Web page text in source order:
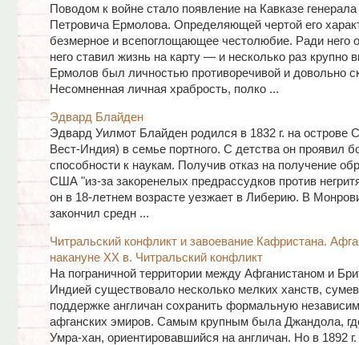
Поводом к войне стало появление на Кавказе
Петровича Ермолова. Определяющей чертой его
безмерное и всепоглощающее честолюбие. Ради него
него ставил жизнь на карту — и несколько раз крупно
Ермолов был личностью противоречивой и довольно
Несомненная личная храбрость, полко ...
Эдвард Блайден
Эдвард Уилмот Блайден родился в 1832 г. на острове
Вест-Индия) в семье портного. С детства он проявил
способности к наукам. Получив отказ на получение
США "из-за закоренелых предрассудков против
он в 18-летнем возрасте уезжает в Либерию. В
закончил средн ...
Читральский конфликт и завоевание Кафристана.
накануне XX в. Читральский конфликт
На пограничной территории между Афганистаном и
Индией существовало несколько мелких ханств,
поддержке англичан сохранить формальную
афганских эмиров. Самым крупным была Джандола,
Умра-хан, ориентировавшийся на англичан. Но в 1892 г.